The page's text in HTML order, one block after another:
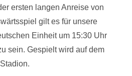
ersten langen Anreise von
gilt es für unsere
Einheit um 15:30 Uhr
sein. Gespielt wird auf dem